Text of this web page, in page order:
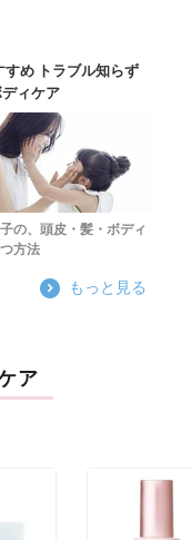
すめ トラブル知らず
ィケア
の、頭皮・髪・ボディ
方法
もっと見る
ア